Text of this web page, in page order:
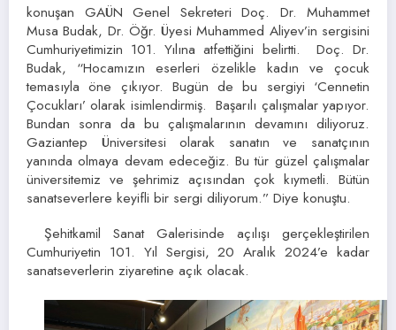
konuşan GAÜN Genel Sekreteri Doç. Dr. Muhammet
Musa Budak, Dr. Öğr. Üyesi Muhammed Aliyev’in sergisini
Cumhuriyetimizin 101. Yılına atfettiğini belirtti. Doç. Dr.
Budak, “Hocamızın eserleri özelikle kadın ve çocuk
temasıyla öne çıkıyor. Bugün de bu sergiyi ‘Cennetin
Çocukları’ olarak isimlendirmiş. Başarılı çalışmalar yapıyor.
Bundan sonra da bu çalışmalarının devamını diliyoruz.
Gaziantep Üniversitesi olarak sanatın ve sanatçının
yanında olmaya devam edeceğiz. Bu tür güzel çalışmalar
üniversitemiz ve şehrimiz açısından çok kıymetli. Bütün
sanatseverlere keyifli bir sergi diliyorum.” Diye konuştu.
Şehitkamil Sanat Galerisinde açılışı gerçekleştirilen
Cumhuriyetin 101. Yıl Sergisi, 20 Aralık 2024’e kadar
sanatseverlerin ziyaretine açık olacak.